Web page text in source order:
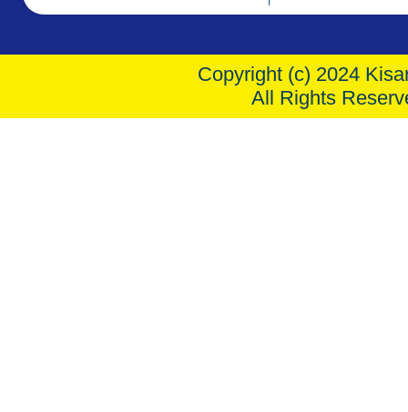
Copyright (c) 2024
All Rights